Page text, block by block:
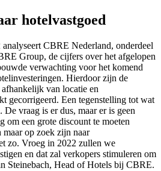
hotelvastgoed
CBRE Nederland, onderdeel
Group, de cijfers over het afgelopen
verwachting voor het komend
Hierdoor zijn de
van locatie en
gecorrigeerd. Een tegenstelling tot wat
vraag is er dus, maar er is geen
om een grote discount te moeten
maar op zoek zijn naar
zo. Vroeg in 2022 zullen we
en dat zal verkopers stimuleren om
Steinebach, Head of Hotels bij CBRE.